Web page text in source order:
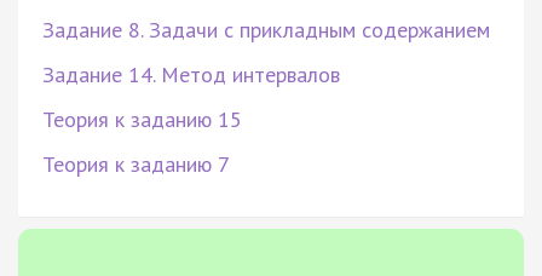
Задание 8. Задачи с прикладным содержанием
Задание 14. Метод интервалов
Теория к заданию 15
Теория к заданию 7